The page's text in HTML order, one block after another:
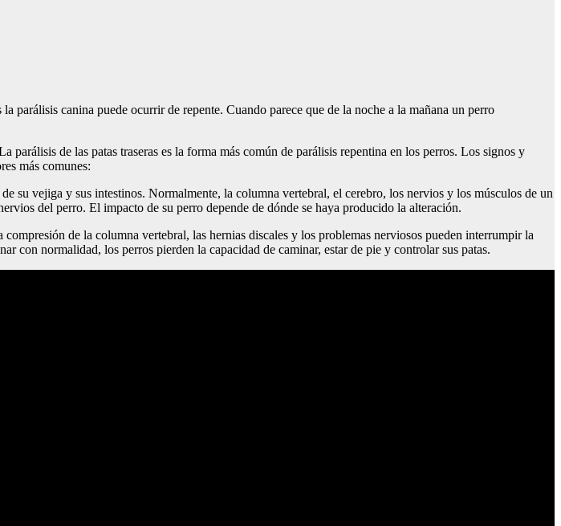
canina puede ocurrir de repente. Cuando parece que de la noche a la mañana un perro
de las patas traseras es la forma más común de parálisis repentina en los perros. Los signos y
más comunes:
su vejiga y sus intestinos. Normalmente, la columna vertebral, el cerebro, los nervios y los músculos de un
del perro. El impacto de su perro depende de dónde se haya producido la alteración.
de la columna vertebral, las hernias discales y los problemas nerviosos pueden interrumpir la
con normalidad, los perros pierden la capacidad de caminar, estar de pie y controlar sus patas.